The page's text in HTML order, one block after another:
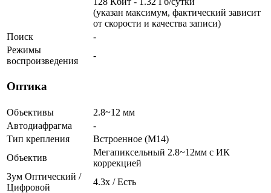
(указан максимум, фактический зависит
от скорости и качества записи)
Поиск
-
Режимы
воспроизведения
-
Оптика
Объективы
2.8~12 мм
Автодиафрагма
-
Тип крепления
Встроенное (М14)
Объектив
Мегапиксельный 2.8~12мм с ИК
коррекцией
Зум Оптический /
Цифровой
4.3х / Есть